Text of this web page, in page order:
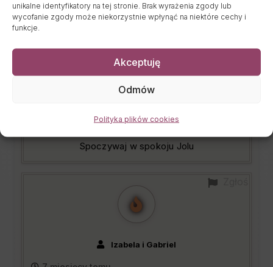
unikalne identyfikatory na tej stronie. Brak wyrażenia zgody lub
wycofanie zgody może niekorzystnie wpłynąć na niektóre cechy i
funkcje.
Akceptuję
Odmów
Polityka plików cookies
OLGA MALKIŃSKA
Spoczywaj w spokoju Jolu
Izabela i Gabriel